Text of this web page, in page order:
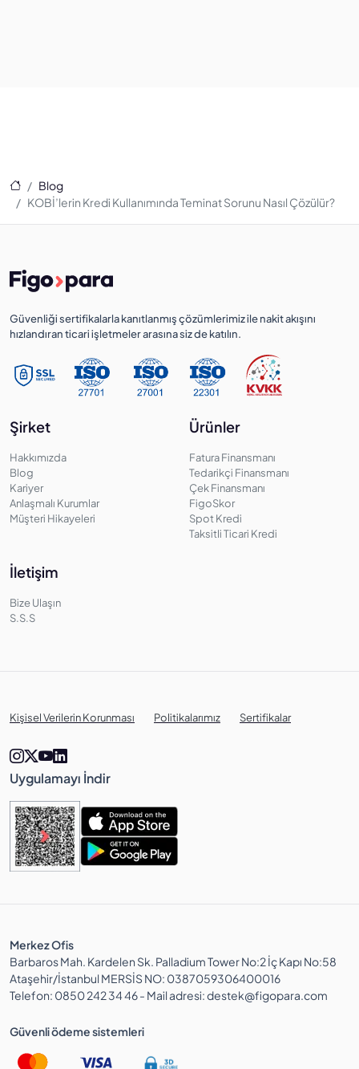
Ana Sayfa
Blog
KOBİ’lerin Kredi Kullanımında Teminat Sorunu Nasıl Çözülür?
Güvenliği sertifikalarla kanıtlanmış çözümlerimiz ile nakit akışını
hızlandıran ticari işletmeler arasına siz de katılın.
Şirket
Hakkımızda
Blog
Kariyer
Anlaşmalı Kurumlar
Müşteri Hikayeleri
Ürünler
Fatura Finansmanı
Tedarikçi Finansmanı
Çek Finansmanı
FigoSkor
Spot Kredi
Taksitli Ticari Kredi
İletişim
Bize Ulaşın
S.S.S
Kişisel Verilerin Korunması Politikalarımız Sertifikalar
Uygulamayı İndir
Merkez Ofis
Barbaros Mah. Kardelen Sk. Palladium Tower No:2 İç Kapı No:58
Ataşehir/İstanbul MERSİS NO: 0387059306400016
Telefon: 0850 242 34 46 - Mail adresi: destek@figopara.com
Güvenli ödeme sistemleri